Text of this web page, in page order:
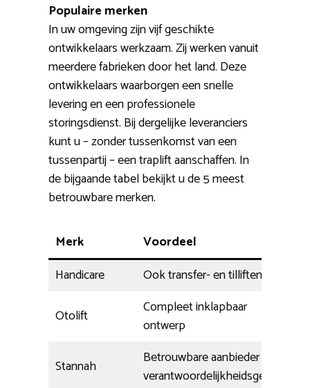
Populaire merken
In uw omgeving zijn vijf geschikte
ontwikkelaars werkzaam. Zij werken vanuit
meerdere fabrieken door het land. Deze
ontwikkelaars waarborgen een snelle
levering en een professionele
storingsdienst. Bij dergelijke leveranciers
kunt u – zonder tussenkomst van een
tussenpartij – een traplift aanschaffen. In
de bijgaande tabel bekijkt u de 5 meest
betrouwbare merken.
Merk
Voordeel
Handicare
Ook transfer- en tilliften
Otolift
Compleet inklapbaar
ontwerp
Stannah
Betrouwbare aanbieder met
verantwoordelijkheidsgevoel